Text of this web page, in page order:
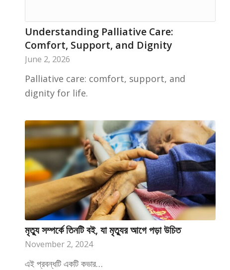
Understanding Palliative Care:
Comfort, Support, and Dignity
June 2, 2026
Palliative care: comfort, support, and
dignity for life.
মৃত্যু সম্পর্কে তিনটি বই, যা মৃত্যুর আগে পড়া উচিত
November 2, 2024
এই প্রবন্ধটি একটি কভার…